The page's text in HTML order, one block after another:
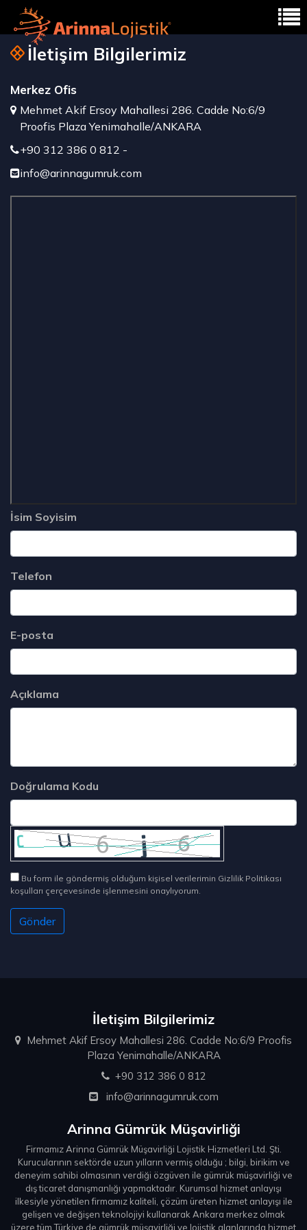
İletişim Bilgilerimiz
Merkez Ofis
Mehmet Akif Ersoy Mahallesi 286. Cadde No:6/9
Proofis Plaza Yenimahalle/ANKARA
+90 312 386 0 812 -
info@arinnagumruk.com
İsim Soyisim
Telefon
E-posta
Açıklama
Doğrulama Kodu
Bu form ile göndermiş olduğum kişisel verilerimin Gizlilik Politikası
koşulları çerçevesinde işlenmesini onaylıyorum.
İletişim Bilgilerimiz
Mehmet Akif Ersoy Mahallesi 286. Cadde No:6/9 Proofis
Plaza Yenimahalle/ANKARA
+90 312 386 0 812
info@arinnagumruk.com
Arinna Gümrük Müşavirliği
Firmamız Arinna Gümrük Müşavirliği Lojistik Hizmetleri Ltd. Şti.
Kurucularının sektörde uzun yılların vermiş olduğu ; bilgi, birikim ve
deneyim sahibi olmasının verdiği özgüven ile gümrük müşavirliği ve
dış ticaret danışmanlığı yapmaktadır. Kurumsal hizmet anlayışı
ilkesiyle yönetilen firmamız kaliteli, çözüm üreten hizmet anlayışı ile
gelişen ve değişen teknolojiyi kullanarak Ankara merkez olmak
üzere tüm Türkiye de gümrük müşavirliği ve lojistik alanlarında hizmet